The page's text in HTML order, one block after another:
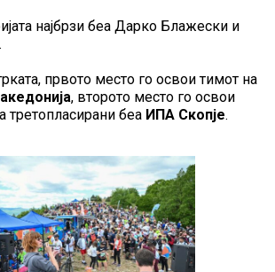
најбрзи беа Дарко Блажески и
првото место го освои тимот на
, второто место го освои
третопласирани беа ИПА Скопје.